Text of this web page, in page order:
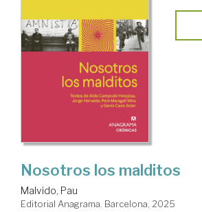
Nosotros los malditos
Malvido, Pau
Editorial Anagrama. Barcelona, 2025